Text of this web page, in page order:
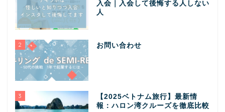
入会｜入会して後悔する人しない
人
2 お問い合わせ
3
【2025ベトナム旅行】最新情
報：ハロン湾クルーズを徹底比較